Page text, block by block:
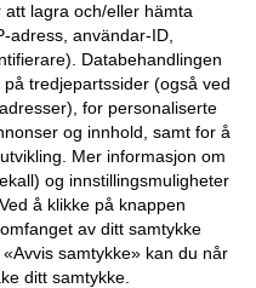
Cookie-innstillinger
kjøp
att lagra och/eller hämta
adress, användar-ID,
Databehandlingen
tredjepartssider (også ved
for personaliserte
og innhold, samt for å
Mer informasjon om
og innstillingsmuligheter
å klikke på knappen
av ditt samtykke
samtykke» kan du når
ditt samtykke.